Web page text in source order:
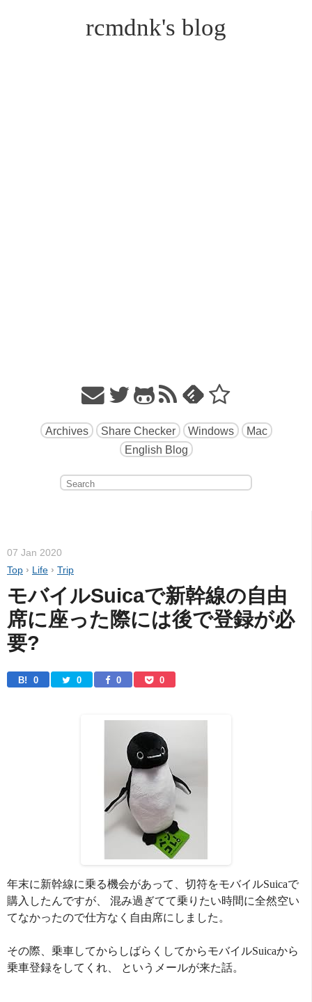
rcmdnk's blog
Archives Share Checker Windows
Mac
English Blog
07 Jan 2020
Top › Life › Trip
モバイルSuicaで新幹線の自由
席に座った際には後で登録が必
要?
B! 0 0 0 0
年末に新幹線に乗る機会があって、切符をモバイルSuicaで
購入したんですが、 混み過ぎてて乗りたい時間に全然空い
てなかったので仕方なく自由席にしました。
その際、乗車してからしばらくしてからモバイルSuicaから
乗車登録をしてくれ、 というメールが来た話。